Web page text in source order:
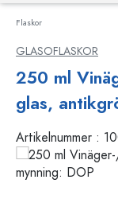
Flaskor
GLASOFLASKOR
250 ml
glas,
Artikelnummer :